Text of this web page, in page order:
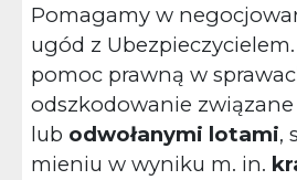
Pomagamy w
ugód z
pomoc prawną w
odszkodowanie związane
lub odwołanymi lotami,
mieniu w wyniku m. in.